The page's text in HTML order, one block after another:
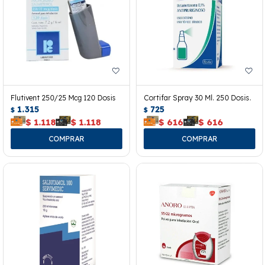
Flutivent 250/25 Mcg 120 Dosis
$ 1.315
$ 1.118 $ 1.118
Cortifar Spray 30 Ml. 250 Dosis.
$ 725
$ 616 $ 616